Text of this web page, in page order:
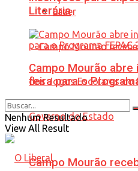
Lazer
Campo Mourão
Literária
Campo Mourão
feira para o
Nenhum Resultado
View All Result